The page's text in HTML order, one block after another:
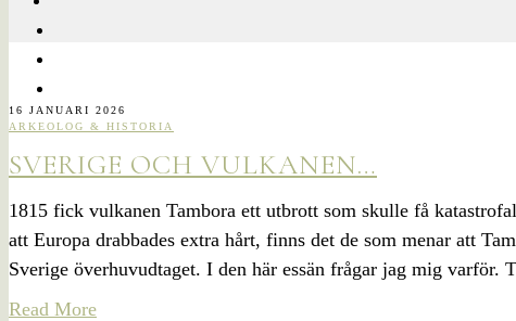
16 JANUARI 2026
ARKEOLOG & HISTORIA
SVERIGE OCH VULKANEN…
1815 fick vulkanen Tambora ett utbrott som skulle få
att Europa drabbades extra hårt, finns det de som menar att
Sverige överhuvudtaget. I den här essän frågar jag mig varför.
Read More